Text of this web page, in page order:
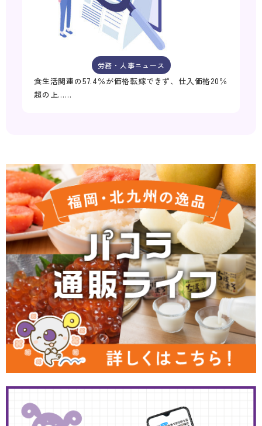
労務・人事ニュース
食生活関連の57.4％が価格転嫁できず、仕入価格20％
超の上……